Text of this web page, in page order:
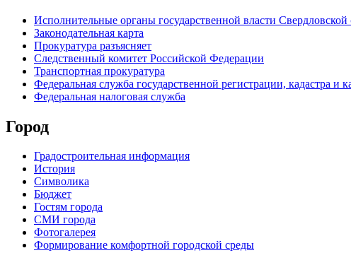
Исполнительные органы государственной власти Свердловской
Законодательная карта
Прокуратура разъясняет
Следственный комитет Российской Федерации
Транспортная прокуратура
Федеральная служба государственной регистрации, кадастра и
Федеральная налоговая служба
Город
Градостроительная информация
История
Символика
Бюджет
Гостям города
СМИ города
Фотогалерея
Формирование комфортной городской среды